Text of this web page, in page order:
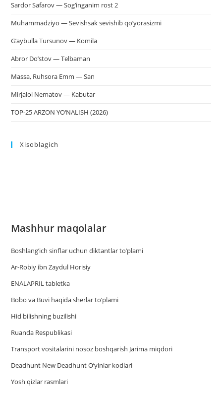
Sardor Safarov — Sog’inganim rost 2
Muhammadziyo — Sevishsak sevishib qo’yorasizmi
G’aybulla Tursunov — Komila
Abror Do’stov — Telbaman
Massa, Ruhsora Emm — San
Mirjalol Nematov — Kabutar
TOP-25 ARZON YO‘NALISH (2026)
Xisoblagich
Mashhur maqolalar
Boshlang’ich sinflar uchun diktantlar to’plami
Ar-Robiy ibn Zaydul Horisiy
ENALAPRIL tabletka
Bobo va Buvi haqida sherlar to‘plami
Hid bilishning buzilishi
Ruanda Respublikasi
Trаnsport vositаlаrini nosoz boshqаrish Jаrimа miqdori
Deadhunt New Deadhunt O’yinlar kodlari
Yosh qizlar rasmlari